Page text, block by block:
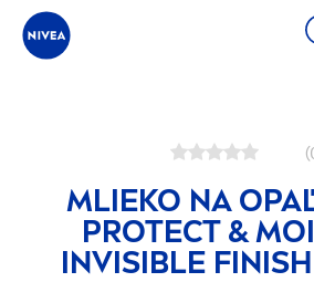
Produkty Mlieka na
MLIEKO NA
PROTECT&
INVISIBLE